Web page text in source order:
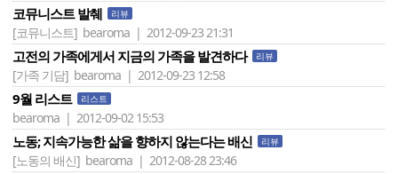
코뮤니스트 발췌 리뷰
[코뮤니스트] bearoma | 2012-09-23 21:31
고전의 가족에게서 지금의 가족을 발견하다 리뷰
[가족 기담] bearoma | 2012-09-23 12:58
9월 리스트 리스트
bearoma | 2012-09-02 15:53
노동; 지속가능한 삶을 향하지 않는다는 배신 리뷰
[노동의 배신] bearoma | 2012-08-28 23:46